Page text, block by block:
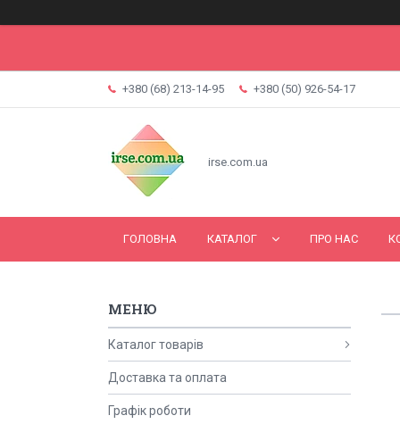
+380 (68) 213-14-95 +380 (50) 926-54-17
irse.com.ua
ГОЛОВНА КАТАЛОГ ПРО НАС
Каталог товарів
Доставка та оплата
Графік роботи